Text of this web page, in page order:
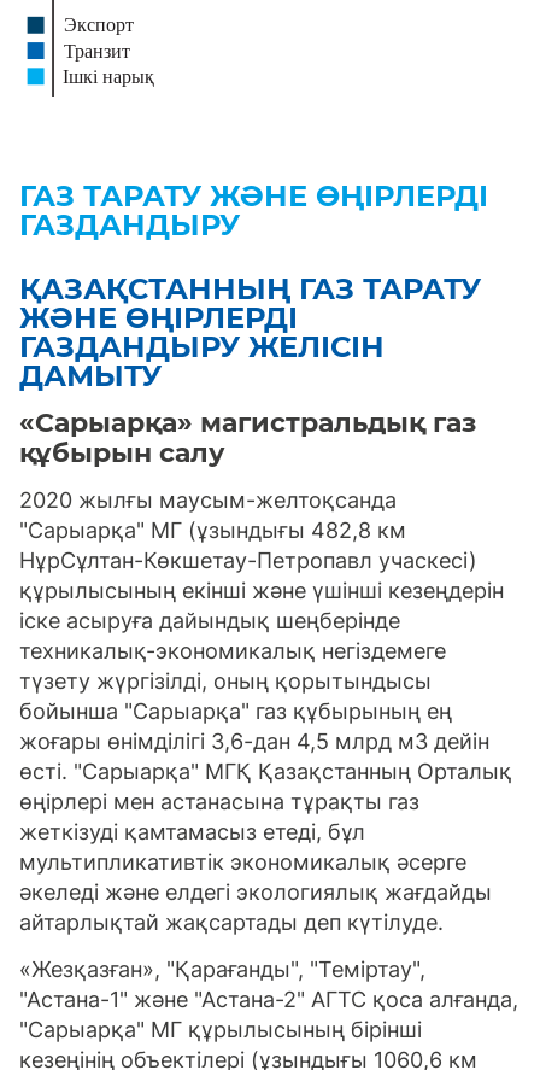
ГАЗ ТАРАТУ ЖӘНЕ ӨҢІРЛЕРДІ
ГАЗДАНДЫРУ
ҚАЗАҚСТАННЫҢ ГАЗ ТАРАТУ
ЖӘНЕ ӨҢІРЛЕРДІ
ГАЗДАНДЫРУ ЖЕЛІСІН
ДАМЫТУ
«Сарыарқа» магистральдық газ
құбырын салу
2020 жылғы маусым-желтоқсанда
"Сарыарқа" МГ (ұзындығы 482,8 км
НұрСұлтан-Көкшетау-Петропавл учаскесі)
құрылысының екінші және үшінші кезеңдерін
іске асыруға дайындық шеңберінде
техникалық-экономикалық негіздемеге
түзету жүргізілді, оның қорытындысы
бойынша "Сарыарқа" газ құбырының ең
жоғары өнімділігі 3,6-дан 4,5 млрд м3 дейін
өсті. "Сарыарқа" МГҚ Қазақстанның Орталық
өңірлері мен астанасына тұрақты газ
жеткізуді қамтамасыз етеді, бұл
мультипликативтік экономикалық әсерге
әкеледі және елдегі экологиялық жағдайды
айтарлықтай жақсартады деп күтілуде.
«Жезқазған», "Қарағанды", "Теміртау",
"Астана-1" және "Астана-2" АГТС қоса алғанда,
"Сарыарқа" МГ құрылысының бірінші
кезеңінің объектілері (ұзындығы 1060,6 км